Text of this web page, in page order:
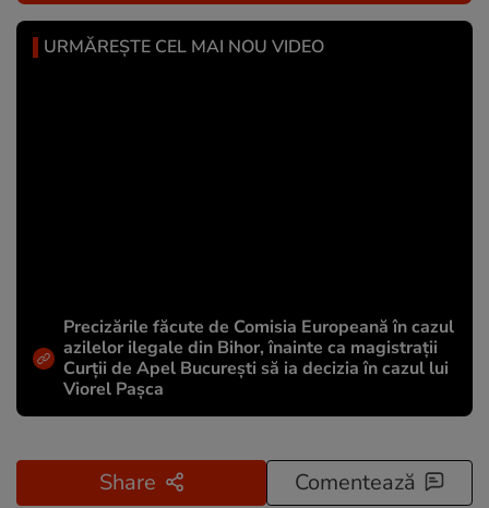
URMĂREȘTE CEL MAI NOU VIDEO
Precizările făcute de Comisia Europeană în cazul
azilelor ilegale din Bihor, înainte ca magistrații
Curții de Apel București să ia decizia în cazul lui
Viorel Pașca
Share Comentează